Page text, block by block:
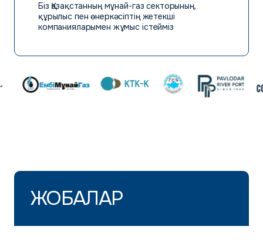
Біз Қазақстанның мұнай-газ секторының,
құрылыс пен өнеркәсіптің жетекші
компанияларымен жұмыс істейміз
ЖОБАЛАР